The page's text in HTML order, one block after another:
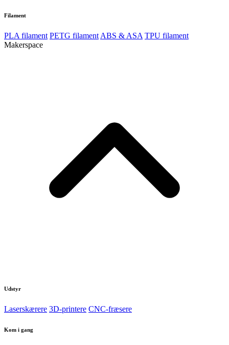
Filament
PLA filament PETG filament ABS & ASA TPU filament
Makerspace
Udstyr
Laserskærere 3D-printere CNC-fræsere
Kom i gang